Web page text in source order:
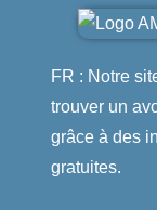
FR : Notre
trouver un
grâce à des
gratuites.